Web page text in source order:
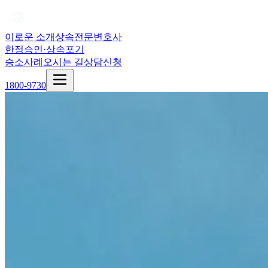
이로운 소개상속전문변호사
한정승인·상속포기
승소사례 오시는 길상담신청
1800-9730